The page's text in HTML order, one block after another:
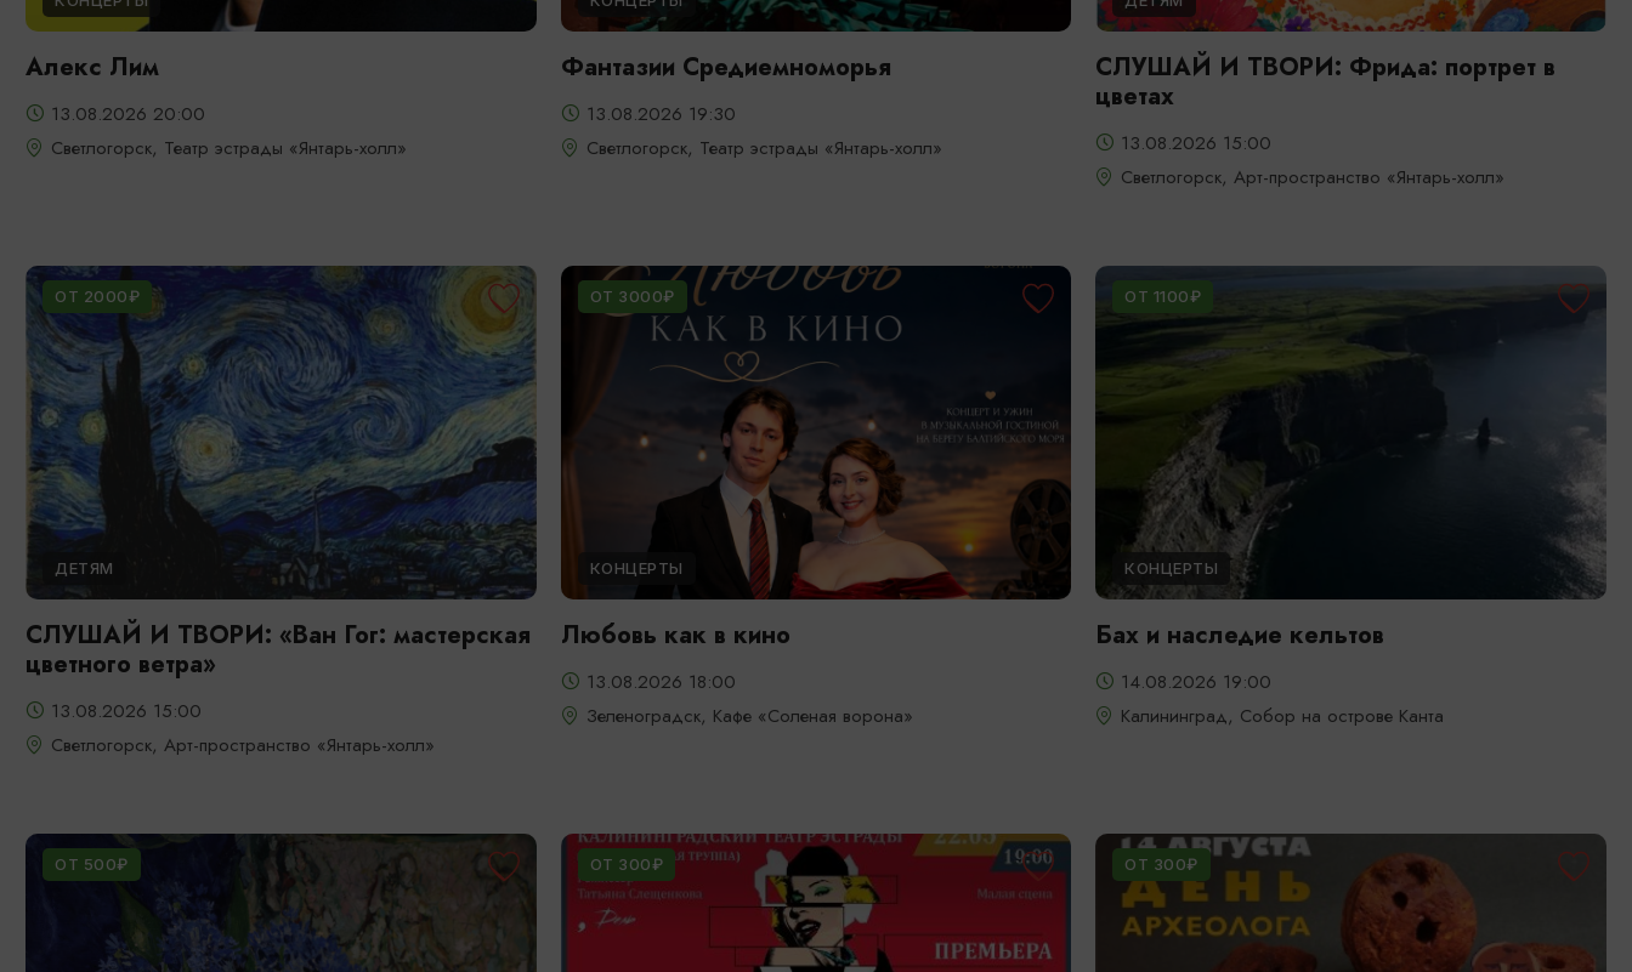
Алекс Лим
13.08.2026 20:00
Светлогорск, Театр эстрады «Янтарь-холл»
Фантазии Средиемноморья
13.08.2026 19:30
Светлогорск, Театр эстрады «Янтарь-холл»
СЛУШАЙ И ТВОРИ: Фрида: портрет в
цветах
13.08.2026 15:00
Светлогорск, Арт-пространство «Янтарь-холл»
ОТ 2000₽
ДЕТЯМ
СЛУШАЙ И ТВОРИ: «Ван Гог: мастерская
цветного ветра»
13.08.2026 15:00
Светлогорск, Арт-пространство «Янтарь-холл»
ОТ 3000₽
КОНЦЕРТЫ
Любовь как в кино
13.08.2026 18:00
Зеленоградск, Кафе «Соленая ворона»
ОТ 1100₽
КОНЦЕРТЫ
Бах и наследие кельтов
14.08.2026 19:00
Калининград, Собор на острове Канта
ОТ 500₽ ОТ 300₽ ОТ 300₽